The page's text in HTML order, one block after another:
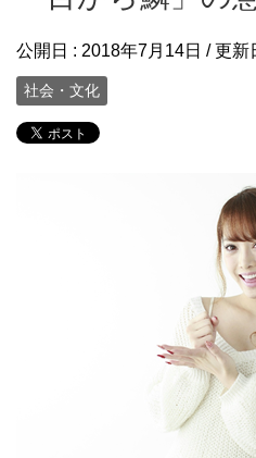
公開日 : 2018年7月14日 / 更新
社会・文化